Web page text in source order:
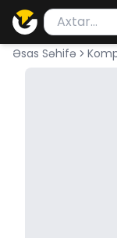
Məhsul axtar
Axtarış
Əsas Səhifə